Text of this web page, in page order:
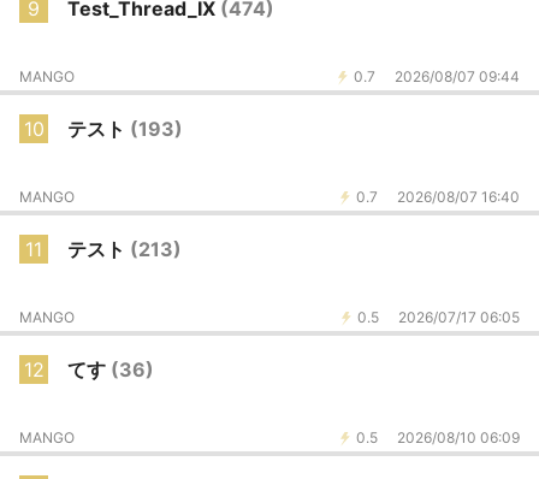
9 Test_Thread_IX (474)
0.7 2026/08/07 09:44
MANGO
10 テスト (193)
0.7 2026/08/07 16:40
MANGO
11 テスト (213)
0.5 2026/07/17 06:05
MANGO
12 てす (36)
0.5 2026/08/10 06:09
MANGO